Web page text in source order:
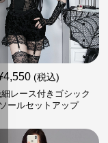
4,550 (税込)
レース付きゴシック
ールセットアップ